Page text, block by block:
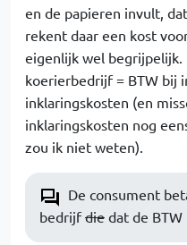
en de papieren invult,
rekent daar een kost
eigenlijk wel begrijpelijk.
koerierbedrijf = BTW bij
inklaringskosten (en
inklaringskosten nog
zou ik niet weten).
De consument
bedrijfdie dat de